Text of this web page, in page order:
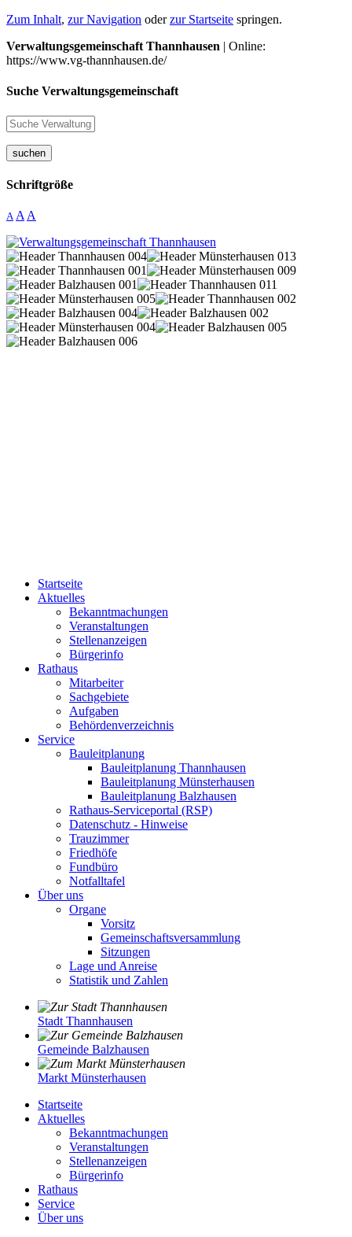
Zum Inhalt, zur Navigation oderzur Startseite springen.
Verwaltungsgemeinschaft Thannhausen | Online:
https://www.vg-thannhausen.de/
Suche Verwaltungsgemeinschaft
suchen
Schriftgröße
A A A
Startseite
Aktuelles
Bekanntmachungen
Veranstaltungen
Stellenanzeigen
Bürgerinfo
Rathaus
Mitarbeiter
Sachgebiete
Aufgaben
Behördenverzeichnis
Service
Bauleitplanung
Bauleitplanung Thannhausen
Bauleitplanung Münsterhausen
Bauleitplanung Balzhausen
Rathaus-Serviceportal (RSP)
Datenschutz - Hinweise
Trauzimmer
Friedhöfe
Fundbüro
Notfalltafel
Über uns
Organe
Vorsitz
Gemeinschaftsversammlung
Sitzungen
Lage und Anreise
Statistik und Zahlen
Stadt Thannhausen
Gemeinde Balzhausen
Markt Münsterhausen
Startseite
Aktuelles
Bekanntmachungen
Veranstaltungen
Stellenanzeigen
Bürgerinfo
Rathaus
Service
Über uns